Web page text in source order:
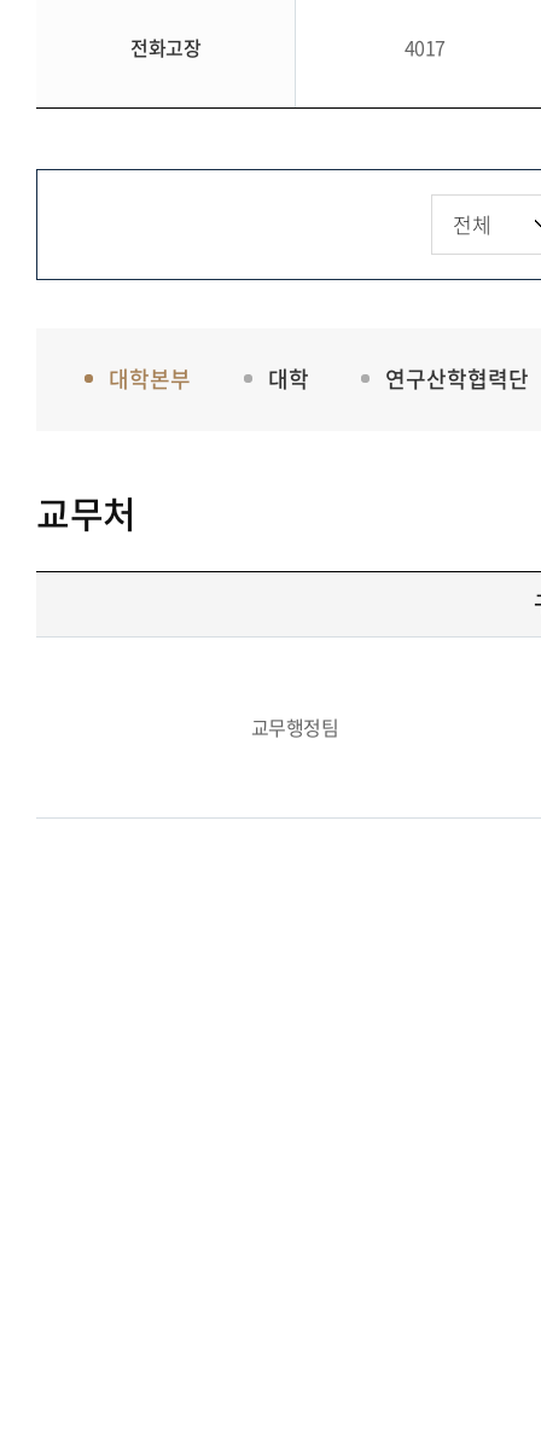
전화고장 4017
대학본부 대학 연구산학협력단
교무처
교무행정팀